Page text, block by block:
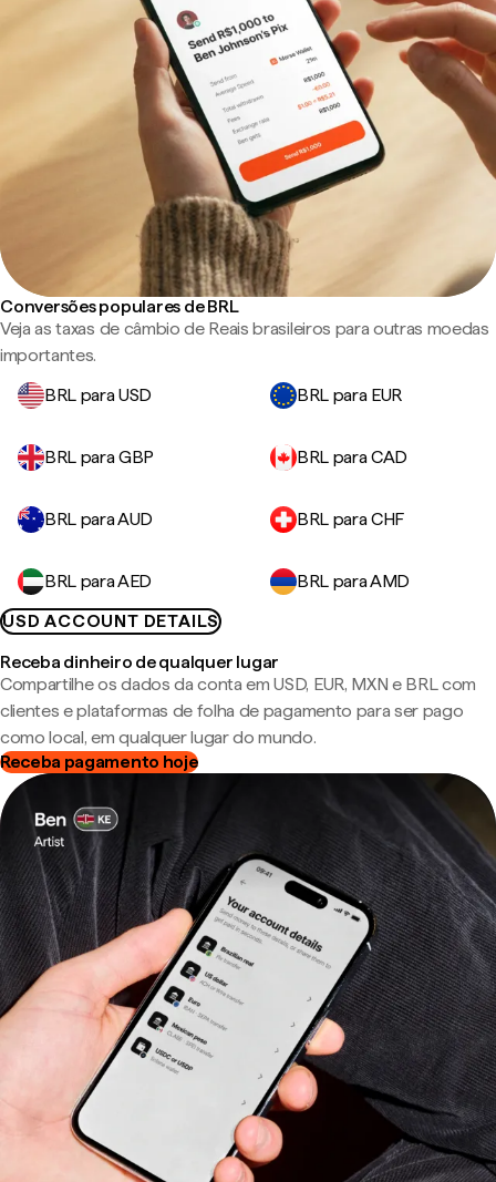
Conversões populares de BRL
Veja as taxas de câmbio de Reais brasileiros para outras moedas
importantes.
BRL para USD
BRL para EUR
BRL para GBP BRL para CAD
BRL para AUD BRL para CHF
BRL para AED
BRL para AMD
USD ACCOUNT DETAILS
Receba dinheiro de qualquer lugar
Compartilhe os dados da conta em USD, EUR, MXN e BRL com
clientes e plataformas de folha de pagamento para ser pago
como local, em qualquer lugar do mundo.
Receba pagamento hoje